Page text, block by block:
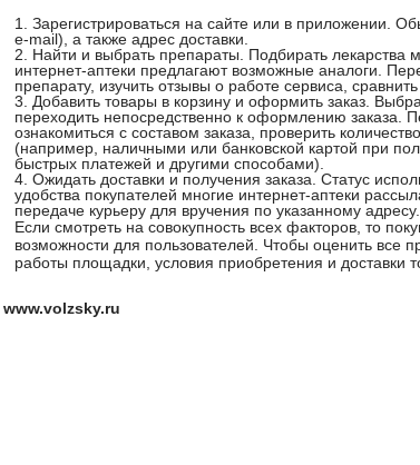
Зарегистрироваться на сайте или в приложении.
e-mail), а также адрес доставки.
Найти и выбрать препараты. Подбирать лекарства
интернет-аптеки предлагают возможные аналоги.
препарату, изучить отзывы о работе сервиса,
Добавить товары в корзину и оформить заказ.
переходить непосредственно к оформлению заказа.
ознакомиться с составом заказа, проверить
(например, наличными или банковской картой при
быстрых платежей и другими способами).
Ожидать доставки и получения заказа. Статус
удобства покупателей многие интернет-аптеки
передаче курьеру для вручения по указанному адресу.
Если смотреть на совокупность всех факторов, то
возможности для пользователей. Чтобы оценить все
работы площадки, условия приобретения и доставки
www.volzsky.ru